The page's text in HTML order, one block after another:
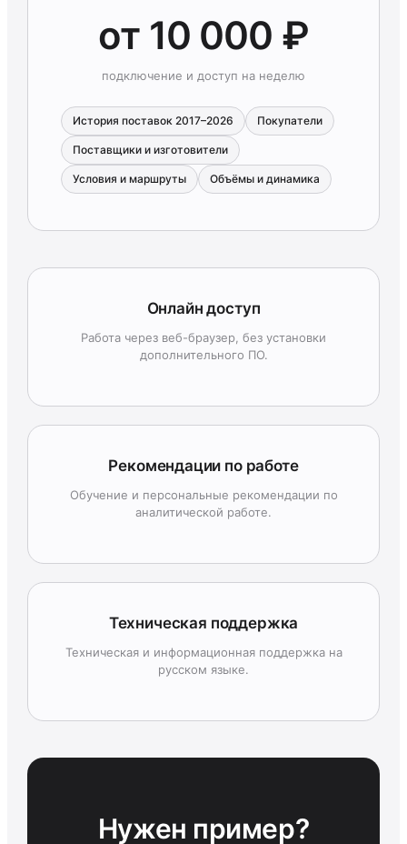
от 10 000 ₽
подключение и доступ на неделю
История поставок 2017–2026 Покупатели
Поставщики и изготовители
Условия и маршруты Объёмы и динамика
Онлайн доступ
Работа через веб-браузер, без установки
дополнительного ПО.
Рекомендации по работе
Обучение и персональные рекомендации по
аналитической работе.
Техническая поддержка
Техническая и информационная поддержка на
русском языке.
Нужен пример?